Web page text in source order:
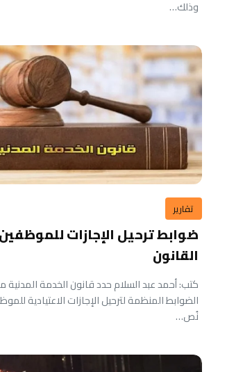
وذلك…
تقارير
ضوابط ترحيل الإجازات
القانون
كتب: أحمد عبد السلام حدد قانون الخدمة
الضوابط المنظمة لترحيل الإجازات الاعتيادية
نُص…